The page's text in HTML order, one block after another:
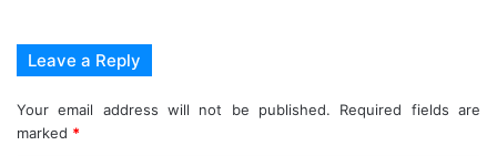
Leave a Reply
Your email address will not be published.
Required fields are
marked *